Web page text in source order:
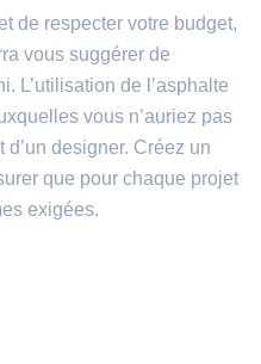
de respecter votre budget,
vous suggérer de
L’utilisation de l’asphalte
vous n’auriez pas
d’un designer. Créez un
que pour chaque projet
exigées.